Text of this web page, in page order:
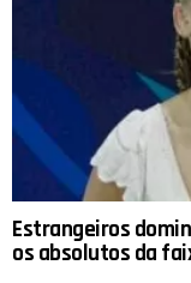
Estrangeiros
os absolutos da